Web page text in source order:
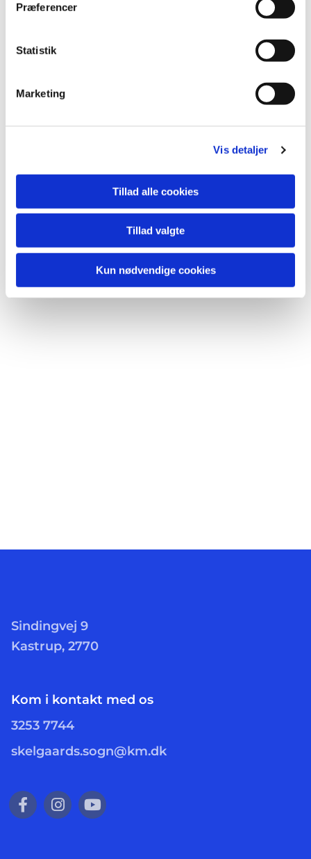
Præferencer
Statistik
Marketing
Vis detaljer
Tillad alle cookies
Tillad valgte
Kun nødvendige cookies
Du vil måske også kunne
lide...
Sindingvej 9
Kastrup, 2770
Kom i kontakt med os
3253 7744
skelgaards.sogn@km.dk